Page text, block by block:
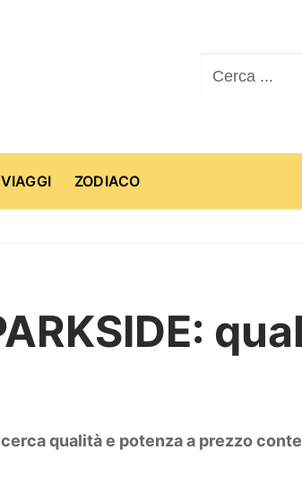
VIAGGI ZODIACO
qualità e potenza a prezzo